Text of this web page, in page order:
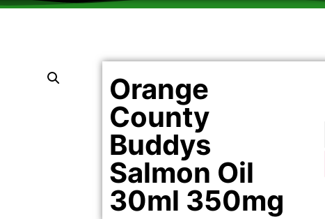
Orange
County
Buddys
Salmon Oil
30ml 350mg